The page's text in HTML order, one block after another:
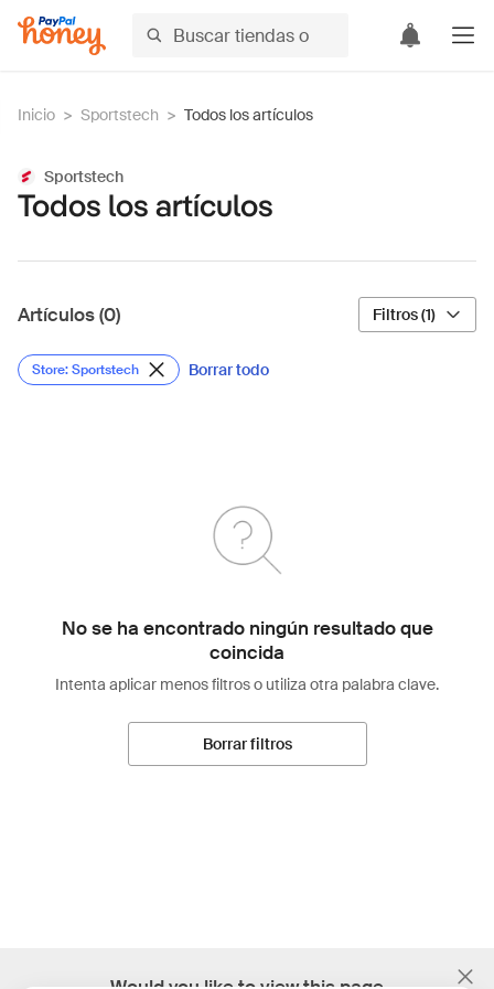
Inicio > Sportstech > Todos los artículos
Sportstech
Todos los artículos
Artículos (0) Filtros (1)
Store: Sportstech Borrar todo
No se ha encontrado ningún resultado que
coincida
Intenta aplicar menos filtros o utiliza otra palabra clave.
Borrar filtros